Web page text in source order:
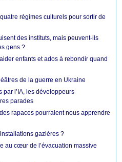
régimes culturels pour sortir de
des instituts, mais peuvent-ils
gens ?
enfants et ados à rebondir quand
de la guerre en Ukraine
par l’IA, les développeurs
parades
rapaces pourraient nous apprendre
gazières ?
au cœur de l’évacuation massive